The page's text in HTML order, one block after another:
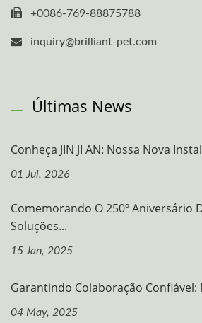
+0086-769-88875788
inquiry@brilliant-pet.com
Últimas News
Conheça JIN JI AN: Nossa Nova
01 Jul, 2026
Comemorando O 250º Aniversário
Soluções...
15 Jan, 2025
Garantindo Colaboração Confiável:
04 May, 2025